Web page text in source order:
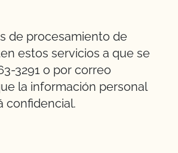
de procesamiento de
estos servicios a que se
3291 o por correo
la información personal
confidencial.